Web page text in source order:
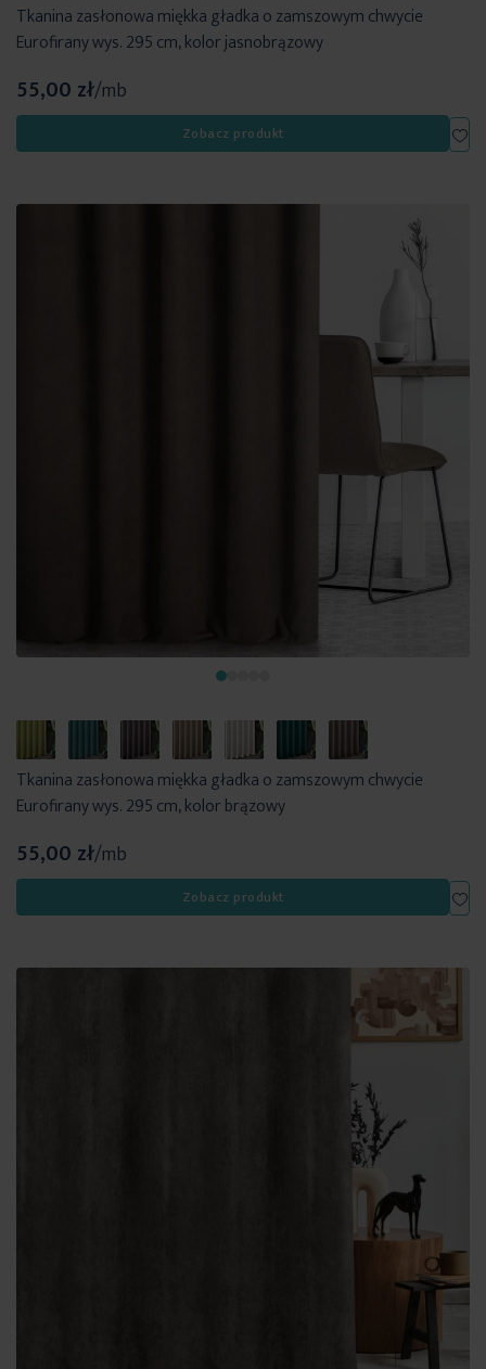
Tkanina zasłonowa miękka gładka o zamszowym chwycie
Eurofirany wys. 295 cm, kolor jasnobrązowy
55,00 zł/mb
Zobacz produkt
Tkanina zasłonowa miękka gładka o zamszowym chwycie
Eurofirany wys. 295 cm, kolor brązowy
55,00 zł/mb
Zobacz produkt